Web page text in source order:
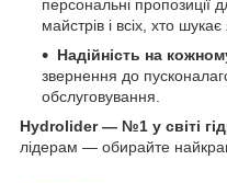
персональні пропозиції
майстрів і всіх, хто шукає
Надійність на
звернення до
обслуговування.
Hydrolider — №1 у світі
лідерам — обирайте